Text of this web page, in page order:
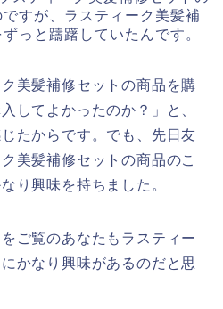
すが、ラスティーク美髪補
っと躊躇していたんです。
美髪補修セットの商品を購
してよかったのか？」と、
たからです。でも、先日友
美髪補修セットの商品のこ
り興味を持ちました。
ご覧のあなたもラスティー
かなり興味があるのだと思